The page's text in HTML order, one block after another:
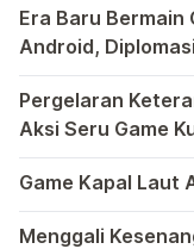
Era Baru Bermain
Android,
Anda
Bermain game di
Pergelaran
Aksi Seru Game
Dunia game selalu
Game Kapal Laut
Di dunia game
Menggali